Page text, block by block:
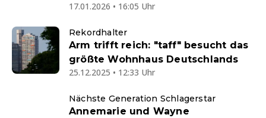
17.01.2026 • 16:05 Uhr
Rekordhalter
Arm trifft reich: "taff" besucht das
größte Wohnhaus Deutschlands
25.12.2025 • 12:33 Uhr
Nächste Generation Schlagerstar
Annemarie und Wayne